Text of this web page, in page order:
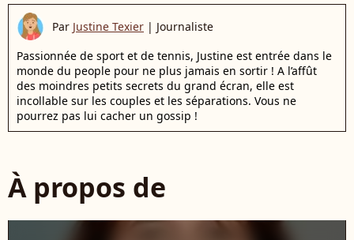
Par Justine Texier | Journaliste
Passionnée de sport et de tennis, Justine est entrée dans le
monde du people pour ne plus jamais en sortir ! A l’affût
des moindres petits secrets du grand écran, elle est
incollable sur les couples et les séparations. Vous ne
pourrez pas lui cacher un gossip !
À propos de